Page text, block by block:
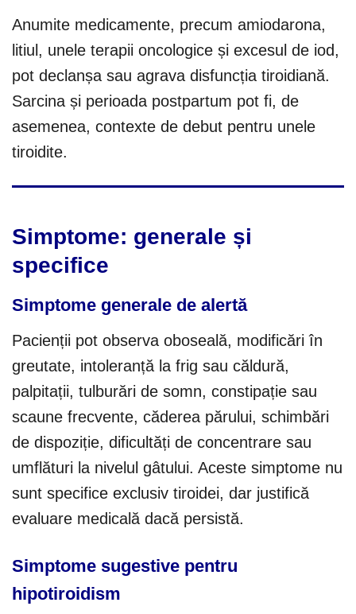
Anumite medicamente, precum amiodarona,
litiul, unele terapii oncologice și excesul de iod,
pot declanșa sau agrava disfuncția tiroidiană.
Sarcina și perioada postpartum pot fi, de
asemenea, contexte de debut pentru unele
tiroidite.
Simptome: generale și
specifice
Simptome generale de alertă
Pacienții pot observa oboseală, modificări în
greutate, intoleranță la frig sau căldură,
palpitații, tulburări de somn, constipație sau
scaune frecvente, căderea părului, schimbări
de dispoziție, dificultăți de concentrare sau
umflături la nivelul gâtului. Aceste simptome nu
sunt specifice exclusiv tiroidei, dar justifică
evaluare medicală dacă persistă.
Simptome sugestive pentru
hipotiroidism